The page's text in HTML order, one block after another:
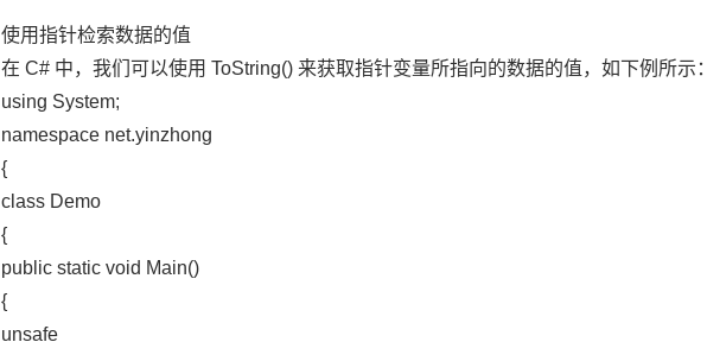
使用指针检索数据的值
在 C# 中，我们可以使用 ToString() 来获取指针变量所指向的数据的值，如下例所示：
using System;
namespace net.yinzhong
{
class Demo
{
public static void Main()
{
unsafe